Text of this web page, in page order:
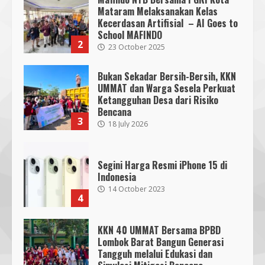
2
Mataram Melaksanakan Kelas
Kecerdasan Artifisial – AI Goes to
School MAFINDO
23 October 2025
3
Bukan Sekadar Bersih-Bersih, KKN
UMMAT dan Warga Sesela Perkuat
Ketangguhan Desa dari Risiko
Bencana
18 July 2026
4
Segini Harga Resmi iPhone 15 di
Indonesia
14 October 2023
KKN 40 UMMAT Bersama BPBD
Lombok Barat Bangun Generasi
Tangguh melalui Edukasi dan
SMPN 7 Mataram Menerapkan